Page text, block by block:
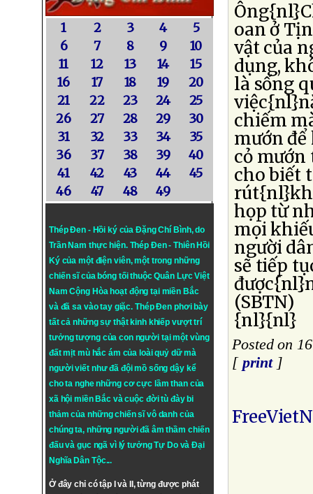
1 2 3 4
5
6
7 8 9
10
11
12 13 14
15
16
17 18 19
20
21
22 23 24
25
26
27 28 29
30
31
32 33 34
35
36
37 38 39
40
41
42 43 44
45
46
47 48 49
Thép Đen - Hồi ký của Đặng Chí Bình, do
Trần Nam thực hiện. Thép Đen- Thiên Hồi
Ký của một điện viên, một trong những
chiến sĩ của bóng tối thuộc Quân Lực Việt
Nam Cộng Hòa hoạt động tại miền Bắc
và đã sa vào tay giặc. Thép Đen phơi bày
tất cả những sự thật kinh khiếp vượt trí
tưởng tượng của con người tại một vùng
đất mịt mù hắc ám của loài quỷ dữ mà
người viết như đã đội mồ sống dậy kể
cho ta nghe những cơ cực lầm than của
xã hội miền Bắc và cuộc đời tù đày bi
thảm của những chiến sĩ vô danh của
chúng ta, những người đã âm thầm chiến
đấu và gục ngã vì lý tưởngTự DovàĐại
Nghĩa Dân Tộc...
Ở đây chỉ có tập I và II, từng được phát
oan ở
vật của
dụng,
là sống
chiếm
mướn để
cỏ
cho biết
họp từ
mọi
người
sẽ tiếp
(SBTN)
{nl}{nl}
Posted on
[ print]